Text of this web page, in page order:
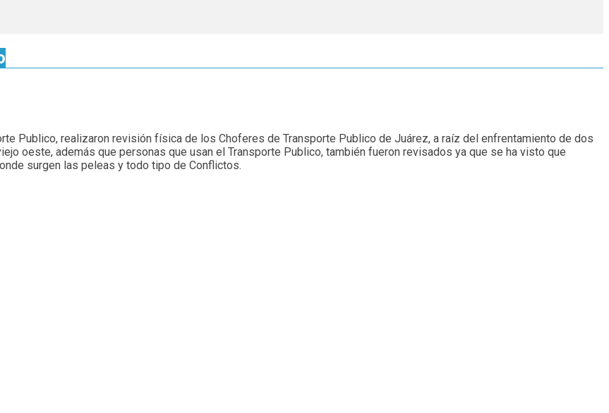
Publico, realizaron revisión física de los Choferes de Transporte Publico de Juárez, a raíz del enfrentamiento de dos
oeste, además que personas que usan el Transporte Publico, también fueron revisados ya que se ha visto que
surgen las peleas y todo tipo de Conflictos.